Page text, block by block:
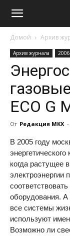
Домой Архив
Архив журнала 2006
ECO G
От Редакция МКХ -
В 2005 году
энергетического
когда растущее
электроэнергии
оборудования. А
все системы
используют
Возможно ли